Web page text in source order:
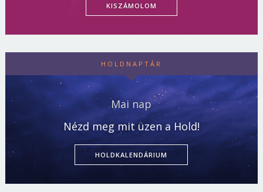
KISZÁMOLOM
HOLDNAPTÁR
Mai nap
Nézd meg mit üzen a Hold!
HOLDKALENDÁRIUM